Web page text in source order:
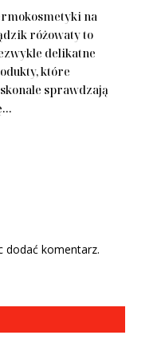
na
różowaty to
delikatne
które
sprawdzają
dodać komentarz.